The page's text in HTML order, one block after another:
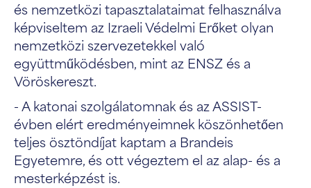
és nemzetközi tapasztalataimat felhasználva
képviseltem az Izraeli Védelmi Erőket olyan
nemzetközi szervezetekkel való
együttműködésben, mint az ENSZ és a
Vöröskereszt.
- A katonai szolgálatomnak és az ASSIST-
évben elért eredményeimnek köszönhetően
teljes ösztöndíjat kaptam a Brandeis
Egyetemre, és ott végeztem el az alap- és a
mesterképzést is.